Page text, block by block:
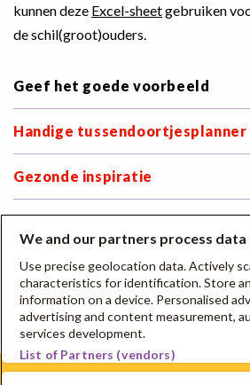
kunnen deze Excel-sheetgebruiken
de schil(groot)ouders.
Geef het goede voorbeeld
Handige tussendoortjesplanner
Gezonde inspiratie
Breng je ouder-skills op smaak!
Overtuig je school
Waarom Oog voor Lekkers een
We and our partners process
Use precise geolocation data. Actively
characteristics for identification. Store
information on a device. Personalised
advertising and content measurement,
services development.
List of Partners (vendors)